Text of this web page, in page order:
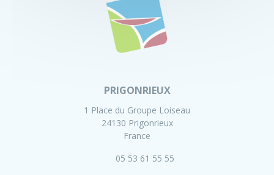
PRIGONRIEUX
1 Place du Groupe Loiseau
24130 Prigonrieux
France
05 53 61 55 55